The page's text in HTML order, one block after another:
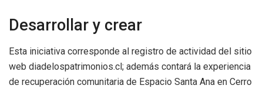
Desarrollar y crear
Esta iniciativa corresponde al registro de actividad del sitio
web diadelospatrimonios.cl; además contará la experiencia
de recuperación comunitaria de Espacio Santa Ana en Cerro